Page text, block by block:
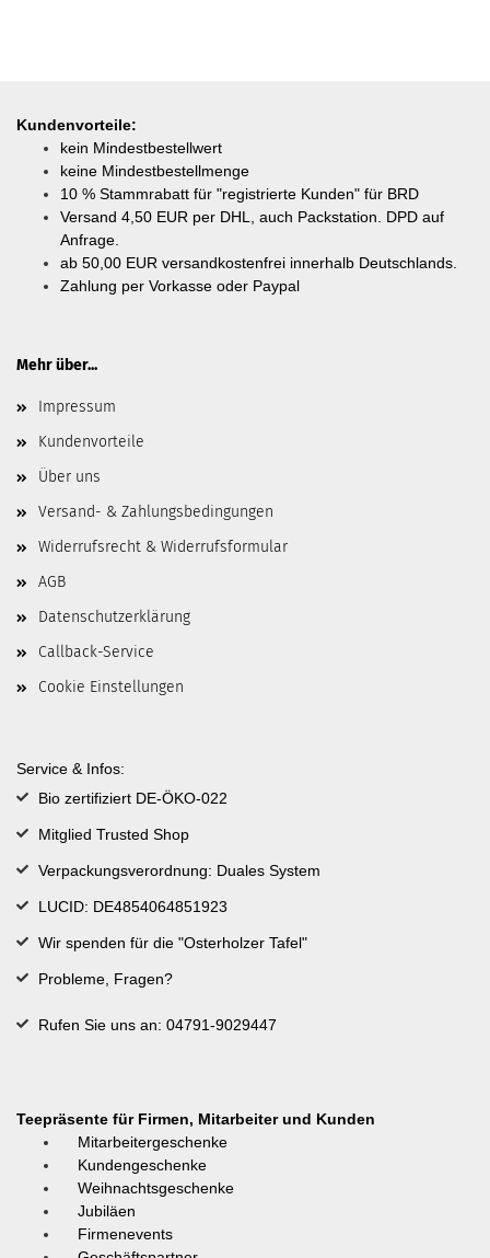
Kundenvorteile:
kein Mindestbestellwert
keine Mindestbestellmenge
10 % Stammrabatt für "registrierte Kunden" für BRD
Versand 4,50 EUR per DHL, auch Packstation. DPD auf
Anfrage.
ab 50,00 EUR versandkostenfrei innerhalb Deutschlands.
Zahlung per Vorkasse oder Paypal
Mehr über...
Impressum
Kundenvorteile
Über uns
Versand- & Zahlungsbedingungen
Widerrufsrecht & Widerrufsformular
AGB
Datenschutzerklärung
Callback-Service
Cookie Einstellungen
Service & Infos:
Bio zertifiziert DE-ÖKO-022
Mitglied Trusted Shop
Verpackungsverordnung: Duales System
LUCID: DE4854064851923
Wir spenden für die "Osterholzer Tafel"
Probleme, Fragen?
Rufen Sie uns an: 04791-9029447
Teepräsente für Firmen, Mitarbeiter und Kunden
Mitarbeitergeschenke
Kundengeschenke
Weihnachtsgeschenke
Jubiläen
Firmenevents